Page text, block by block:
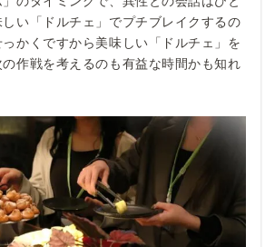
い「ドルチェ」でプチブレイクするの
かくですから美味しい「ドルチェ」を
作戦を考えるのも有益な時間かも知れ